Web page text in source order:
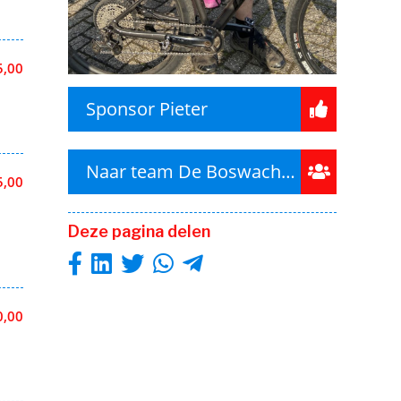
Sponsor Pieter
Naar team De Boswachters
Deze pagina delen